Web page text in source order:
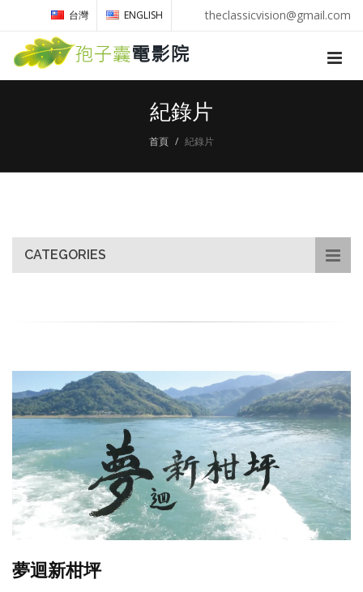
theclassicvision@gmail.com
台灣 ENGLISH
紀錄片
首頁 紀錄片
CATEGORIES
夢迴新柑坪